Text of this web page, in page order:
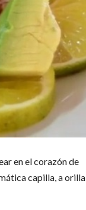
en el corazón de
capilla, a orilla